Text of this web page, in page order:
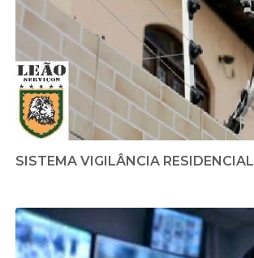
SISTEMA VIGILÂNCIA RESIDENCIAL